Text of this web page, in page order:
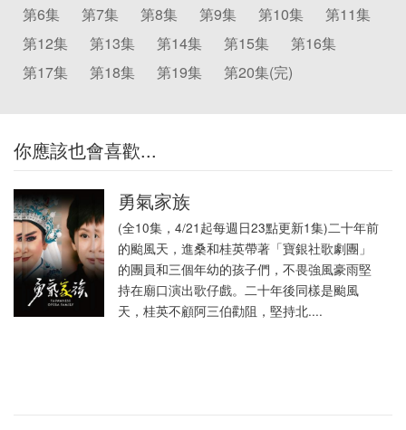
第6集
第7集 第8集 第9集 第10集
第11集
第12集
第13集 第14集 第15集
第16集
第17集
第18集 第19集 第20集(完)
你應該也會喜歡...
勇氣家族
(全10集，4/21起每週日23點更新1集)二十年前
的颱風天，進桑和桂英帶著「寶銀社歌劇團」
的團員和三個年幼的孩子們，不畏強風豪雨堅
持在廟口演出歌仔戲。二十年後同樣是颱風
天，桂英不顧阿三伯勸阻，堅持北....